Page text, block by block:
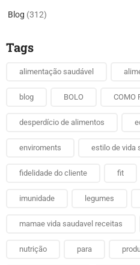
Blog (312)
Tags
alimentação saudável
blog BOLO COMO
desperdício de alimentos
enviroments estilo de vida
fidelidade do cliente fit
imunidade legumes
mamae vida saudavel receitas
nutrição para